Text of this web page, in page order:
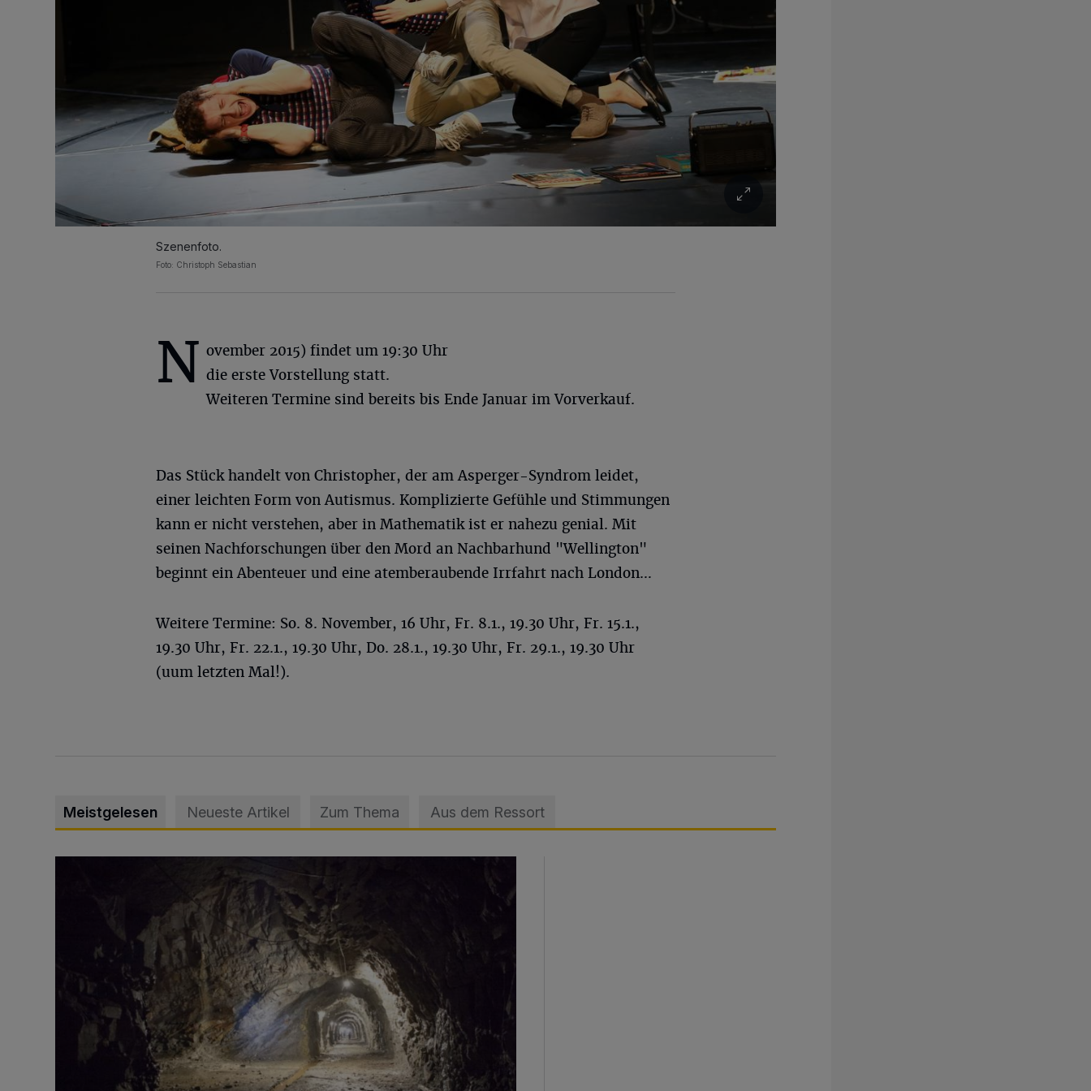
Szenenfoto.
Foto: Christoph Sebastian
N ovember 2015) findet um 19:30 Uhr
die erste Vorstellung statt.
Weiteren Termine sind bereits bis Ende Januar im Vorverkauf.
Das Stück handelt von Christopher, der am Asperger-Syndrom leidet,
einer leichten Form von Autismus. Komplizierte Gefühle und Stimmungen
kann er nicht verstehen, aber in Mathematik ist er nahezu genial. Mit
seinen Nachforschungen über den Mord an Nachbarhund "Wellington"
beginnt ein Abenteuer und eine atemberaubende Irrfahrt nach London…
Weitere Termine: So. 8. November, 16 Uhr, Fr. 8.1., 19.30 Uhr, Fr. 15.1.,
19.30 Uhr, Fr. 22.1., 19.30 Uhr, Do. 28.1., 19.30 Uhr, Fr. 29.1., 19.30 Uhr
(uum letzten Mal!).
Meistgelesen Neueste Artikel Zum Thema Aus dem Ressort